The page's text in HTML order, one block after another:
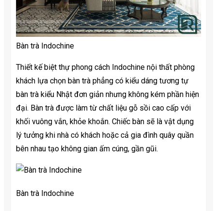
Bàn trà Indochine
Thiết kế biệt thự phong cách Indochine nội thất phòng
khách lựa chọn bàn trà phẳng có kiểu dáng tương tự
bàn trà kiểu Nhật đơn giản nhưng không kém phần hiện
đại. Bàn trà được làm từ chất liệu gỗ sồi cao cấp với
khối vuông vắn, khỏe khoắn. Chiếc bàn sẽ là vật dụng
lý tưởng khi nhà có khách hoặc cả gia đình quây quần
bên nhau tạo không gian ấm cúng, gần gũi.
Bàn trà Indochine